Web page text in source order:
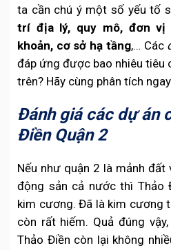
ta cần chú ý một số yếu tố
trí địa lý, quy mô, đơn
khoản, cơ sở hạ tầng,… Các
đáp ứng được bao nhiêu tiêu
trên? Hãy cùng phân tích
Đánh giá các dự án
Điền Quận 2
Nếu như quận 2 là mảnh
động sản cả nước thì Thảo
kim cương. Đã là kim cương
còn rất hiếm. Quả đúng
Thảo Điền còn lại không